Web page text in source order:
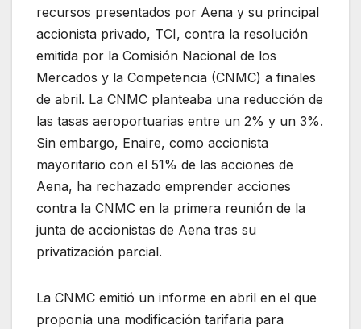
recursos presentados por Aena y su principal
accionista privado, TCI, contra la resolución
emitida por la Comisión Nacional de los
Mercados y la Competencia (CNMC) a finales
de abril. La CNMC planteaba una reducción de
las tasas aeroportuarias entre un 2% y un 3%.
Sin embargo, Enaire, como accionista
mayoritario con el 51% de las acciones de
Aena, ha rechazado emprender acciones
contra la CNMC en la primera reunión de la
junta de accionistas de Aena tras su
privatización parcial.
La CNMC emitió un informe en abril en el que
proponía una modificación tarifaria para